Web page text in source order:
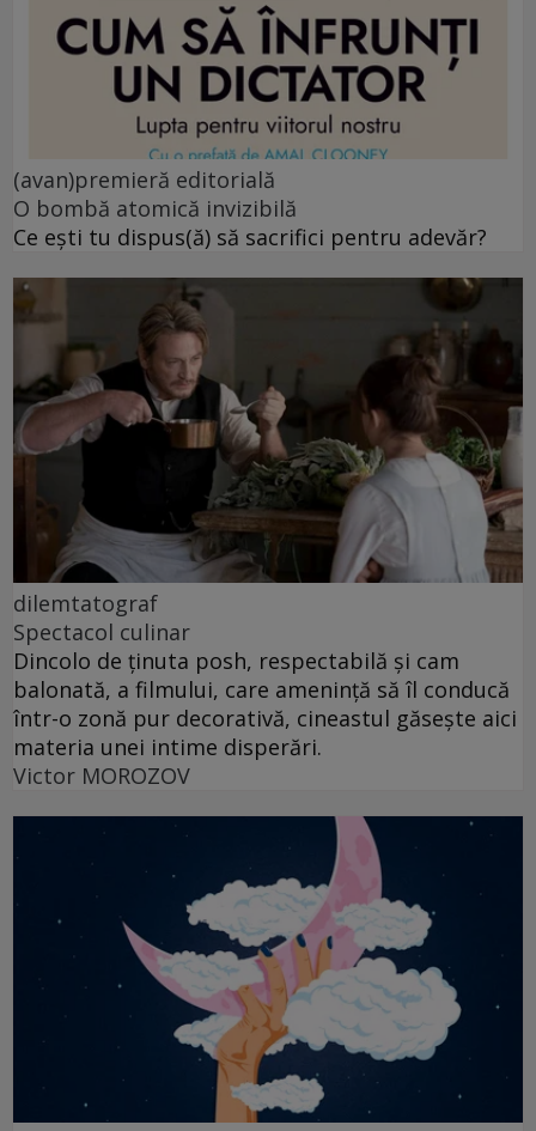
(avan)premieră editorială
O bombă atomică invizibilă
Ce ești tu dispus(ă) să sacrifici pentru adevăr?
dilemtatograf
Spectacol culinar
Dincolo de ținuta posh, respectabilă și cam
balonată, a filmului, care amenință să îl conducă
într-o zonă pur decorativă, cineastul găsește aici
materia unei intime disperări.
Victor MOROZOV